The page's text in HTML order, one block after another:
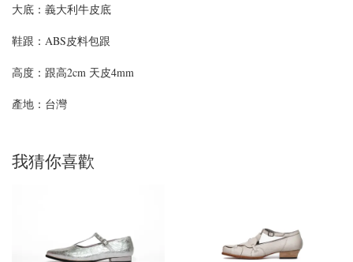
大底：義大利牛皮底
鞋跟：ABS皮料包跟
高度：跟高2cm 天皮4mm
產地：台灣
我猜你喜歡